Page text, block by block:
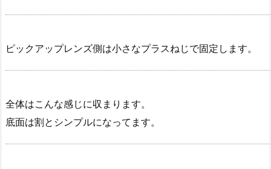
ピックアップレンズ側は小さなプラスねじで固定します。
全体はこんな感じに収まります。
底面は割とシンプルになってます。